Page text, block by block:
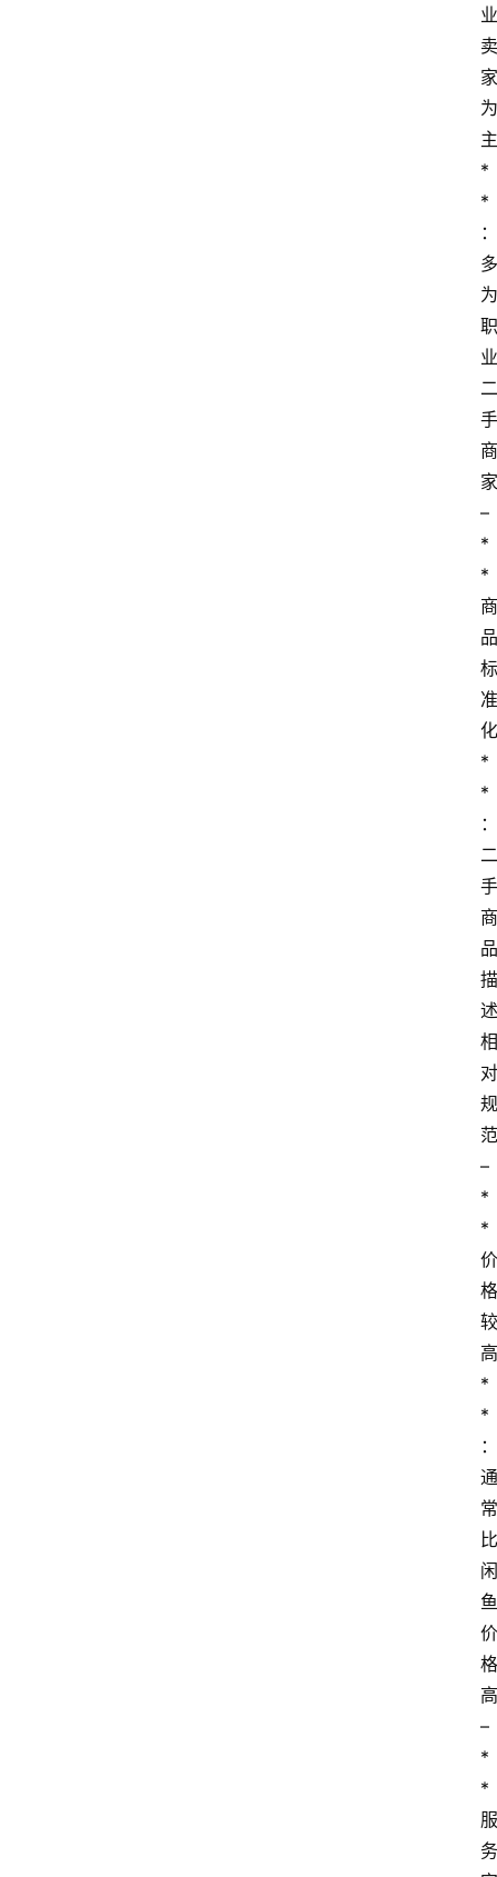
业
卖
家
为
主
*
*
：
多
为
职
业
二
手
商
家
–
*
*
商
品
标
准
化
*
*
：
二
手
商
品
描
述
相
对
规
范
–
*
*
价
格
较
高
*
*
：
通
常
比
闲
鱼
价
格
高
–
*
*
服
务